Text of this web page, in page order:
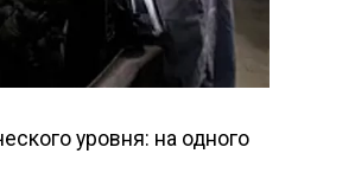
уровня: на одного